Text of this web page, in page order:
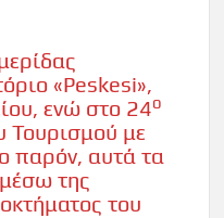
«Peskesi»,
ενώ στο 24ο
Τουρισμού με
παρόν, αυτά τα
της
του